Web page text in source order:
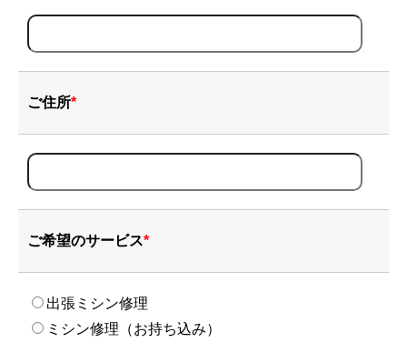
ご住所*
ご希望のサービス*
出張ミシン修理
ミシン修理（お持ち込み）